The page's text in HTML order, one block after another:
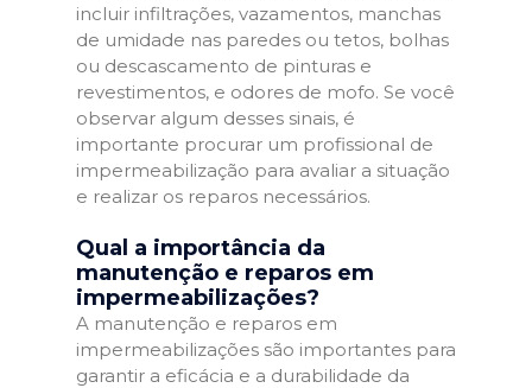
incluir infiltrações, vazamentos, manchas
de umidade nas paredes ou tetos, bolhas
ou descascamento de pinturas e
revestimentos, e odores de mofo. Se você
observar algum desses sinais, é
importante procurar um profissional de
impermeabilização para avaliar a situação
e realizar os reparos necessários.
Qual a importância da
manutenção e reparos em
impermeabilizações?
A manutenção e reparos em
impermeabilizações são importantes para
garantir a eficácia e a durabilidade da